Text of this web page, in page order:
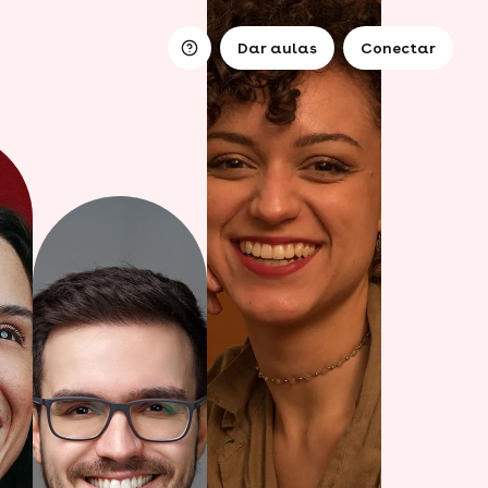
Dar aulas Conectar